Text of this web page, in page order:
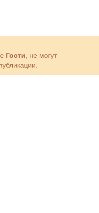
Гости , не могут